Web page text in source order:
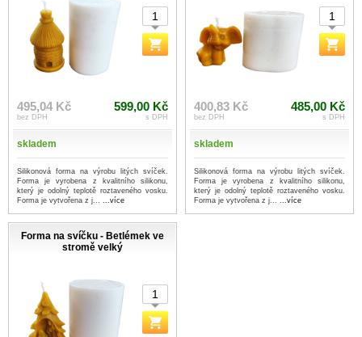
495,04 Kč
bez DPH
599,00 Kč
s DPH
skladem
Silikonová forma na výrobu litých svíček.
Forma je vyrobena z kvalitního silikonu,
který je odolný teplotě roztaveného vosku.
Forma je vytvořena z j... ...více
400,83 Kč
bez DPH
485,00 Kč
s DPH
skladem
Silikonová forma na výrobu litých svíček.
Forma je vyrobena z kvalitního silikonu,
který je odolný teplotě roztaveného vosku.
Forma je vytvořena z j... ...více
Forma na svíčku - Betlémek ve
stromě velký